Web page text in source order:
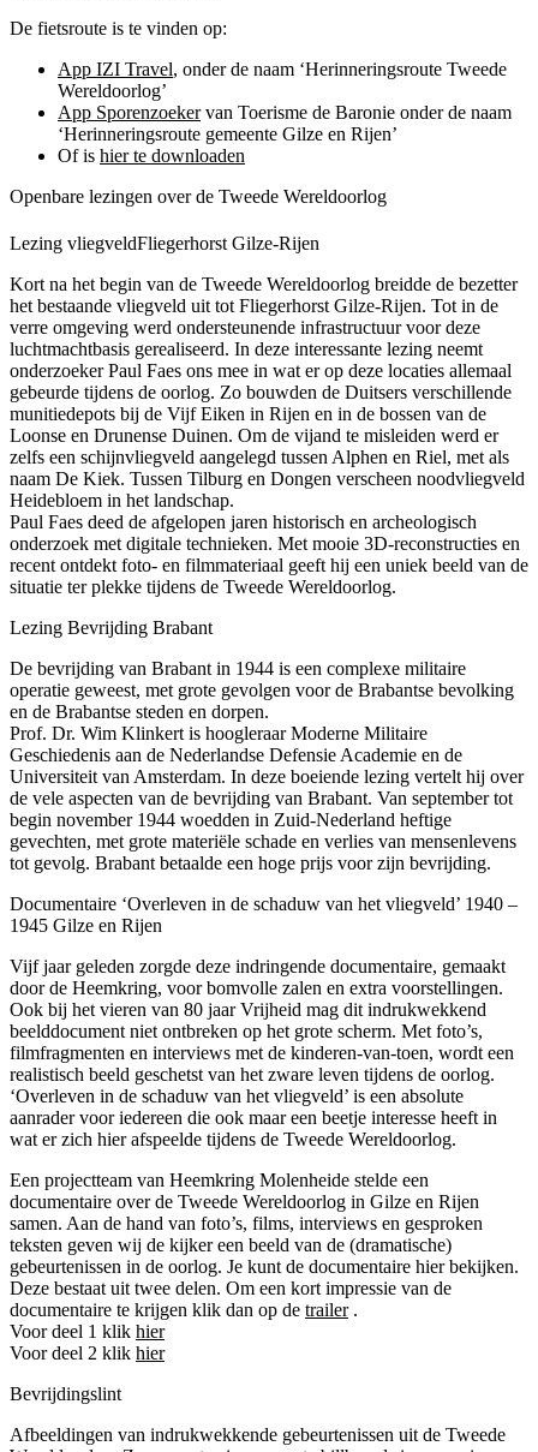
De fietsroute is te vinden op:
App IZI Travel, onder de naam ‘Herinneringsroute Tweede
Wereldoorlog’
App Sporenzoekervan Toerisme de Baronie onder de naam
‘Herinneringsroute gemeente Gilze en Rijen’
Of is hier te downloaden
Openbare lezingen over de Tweede Wereldoorlog
Lezing vliegveldFliegerhorst Gilze-Rijen
Kort na het begin van de Tweede Wereldoorlog breidde de bezetter
het bestaande vliegveld uit tot Fliegerhorst Gilze-Rijen. Tot in de
verre omgeving werd ondersteunende infrastructuur voor deze
luchtmachtbasis gerealiseerd. In deze interessante lezing neemt
onderzoeker Paul Faes ons mee in wat er op deze locaties allemaal
gebeurde tijdens de oorlog. Zo bouwden de Duitsers verschillende
munitiedepots bij de Vijf Eiken in Rijen en in de bossen van de
Loonse en Drunense Duinen. Om de vijand te misleiden werd er
zelfs een schijnvliegveld aangelegd tussen Alphen en Riel, met als
naam De Kiek. Tussen Tilburg en Dongen verscheen noodvliegveld
Heidebloem in het landschap.
Paul Faes deed de afgelopen jaren historisch en archeologisch
onderzoek met digitale technieken. Met mooie 3D-reconstructies en
recent ontdekt foto- en filmmateriaal geeft hij een uniek beeld van de
situatie ter plekke tijdens de Tweede Wereldoorlog.
Lezing Bevrijding Brabant
De bevrijding van Brabant in 1944 is een complexe militaire
operatie geweest, met grote gevolgen voor de Brabantse bevolking
en de Brabantse steden en dorpen.
Prof. Dr. Wim Klinkert is hoogleraar Moderne Militaire
Geschiedenis aan de Nederlandse Defensie Academie en de
Universiteit van Amsterdam. In deze boeiende lezing vertelt hij over
de vele aspecten van de bevrijding van Brabant. Van september tot
begin november 1944 woedden in Zuid-Nederland heftige
gevechten, met grote materiële schade en verlies van mensenlevens
tot gevolg. Brabant betaalde een hoge prijs voor zijn bevrijding.
Documentaire ‘Overleven in de schaduw van het vliegveld’ 1940 –
1945 Gilze en Rijen
Vijf jaar geleden zorgde deze indringende documentaire, gemaakt
door de Heemkring, voor bomvolle zalen en extra voorstellingen.
Ook bij het vieren van 80 jaar Vrijheid mag dit indrukwekkend
beelddocument niet ontbreken op het grote scherm. Met foto’s,
filmfragmenten en interviews met de kinderen-van-toen, wordt een
realistisch beeld geschetst van het zware leven tijdens de oorlog.
‘Overleven in de schaduw van het vliegveld’ is een absolute
aanrader voor iedereen die ook maar een beetje interesse heeft in
wat er zich hier afspeelde tijdens de Tweede Wereldoorlog.
Een projectteam van Heemkring Molenheide stelde een
documentaire over de Tweede Wereldoorlog in Gilze en Rijen
samen. Aan de hand van foto’s, films, interviews en gesproken
teksten geven wij de kijker een beeld van de (dramatische)
gebeurtenissen in de oorlog. Je kunt de documentaire hier bekijken.
Deze bestaat uit twee delen. Om een kort impressie van de
documentaire te krijgen klik dan op de trailer.
Voor deel 1 klik hier
Voor deel 2 klik hier
Bevrijdingslint
Afbeeldingen van indrukwekkende gebeurtenissen uit de Tweede